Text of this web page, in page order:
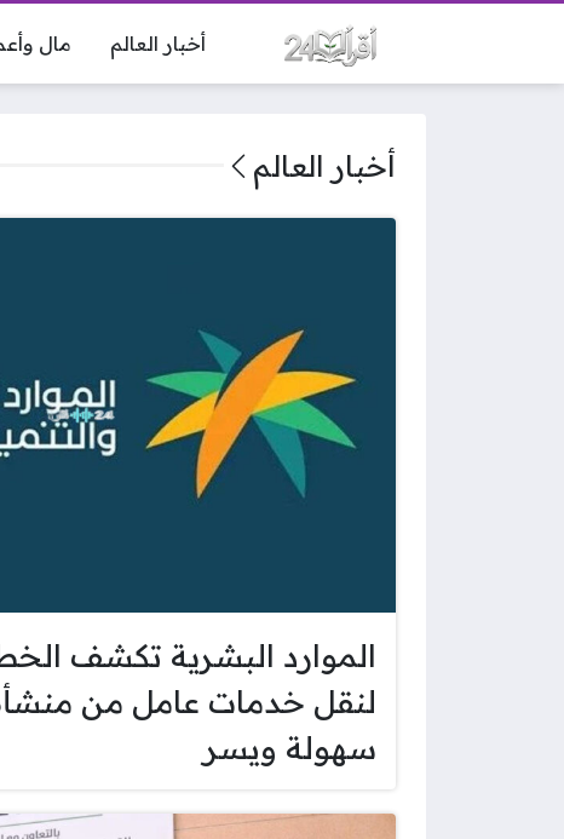
أخبار العالم مال
أخبار العالم
الموارد البشرية تكشف
لنقل خدمات عامل من
سهولة ويسر